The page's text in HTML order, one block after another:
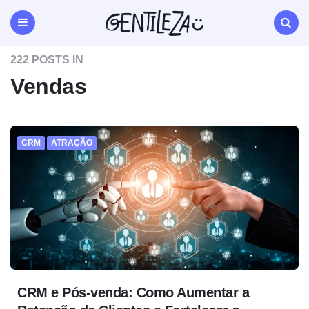
Gentileza
Agência
222 POSTS IN
Vendas
CRM ATRAÇÃO
CRM e Pós-venda: Como Aumentar a